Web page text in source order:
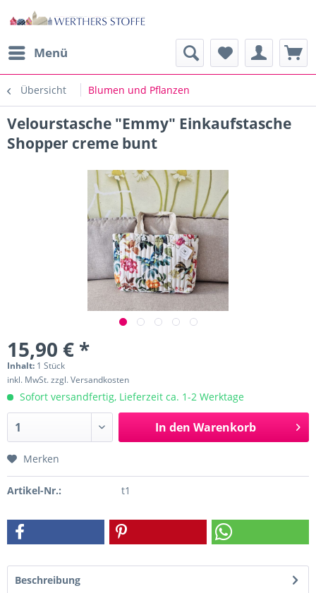
Menü
Übersicht Blumen und Pflanzen
Velourstasche "Emmy" Einkaufstasche
Shopper creme bunt
15,90 € *
Inhalt: 1 Stück
inkl. MwSt.zzgl. Versandkosten
Sofort versandfertig, Lieferzeit ca. 1-2 Werktage
In den Warenkorb
Merken
Artikel-Nr.: t1
Beschreibung